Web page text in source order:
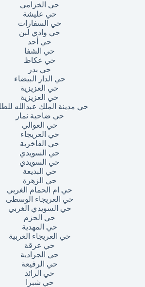
حي الخزامى
حي عليشة
حي السفارات
حي وادي لبن
حي أحد
حي الشفا
حي عكاظ
حي بدر
حي الدار البيضاء
حي العزيزية
حي العزيزية
حي مدينة الملك عبدالله
حي ضاحية نمار
حي العوالي
حي العريجاء
حي الفاخرية
حي السويدي
حي السويدي
حي البديعة
حي الزهرة
حي ام الحمام الغربي
حي العريجاء الوسطى
حي السويدي الغربي
حي الحزم
حي المهدية
حي العريجاء الغربية
حي عرقة
حي الجرادية
حي الرفيعة
حي الرائد
حي شبرا